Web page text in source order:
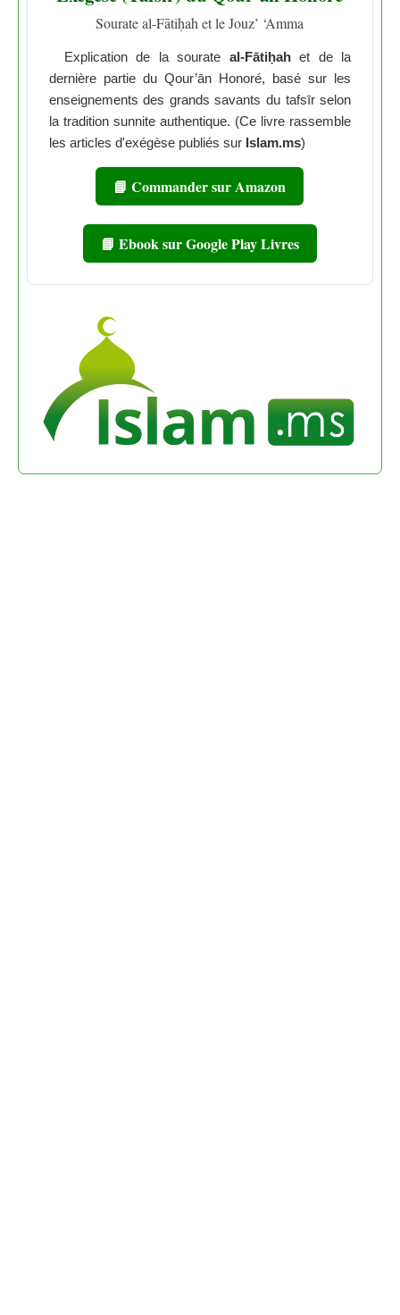
Sourate al-Fātiḥah et le Jouz’ ‘Amma
Explication de la sourate al-Fātiḥahet de la
dernière partie du Qour’ān Honoré, basé sur les
enseignements des grands savants du tafsīr selon
la tradition sunnite authentique. (Ce livre rassemble
les articles d'exégèse publiés sur Islam.ms)
📘 Commander sur Amazon
📘 Ebook sur Google Play Livres